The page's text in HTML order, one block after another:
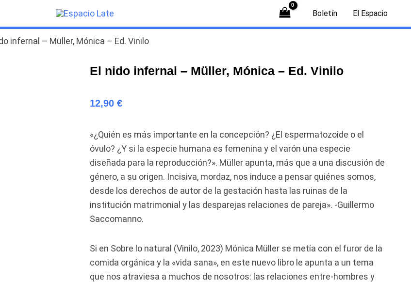
Boletín El Espacio
infernal – Müller, Mónica – Ed. Vinilo
El nido infernal – Müller, Mónica – Ed. Vinilo
12,90 €
«¿Quién es más importante en la concepción? ¿El espermatozoide o el
óvulo? ¿Y si la especie humana es femenina y el varón una especie
diseñada para la reproducción?». Müller apunta, más que a una discusión de
género, a su origen. Incisiva, mordaz, nos induce a pensar quiénes somos,
desde los derechos de autor de la gestación hasta las ruinas de la
institución matrimonial y las desparejas relaciones de pareja». -Guillermo
Saccomanno.
Si en Sobre lo natural (Vinilo, 2023) Mónica Müller se metía con el furor de la
comida orgánica y la «vida sana», en este nuevo libro le apunta a un tema
que nos atraviesa a muchos de nosotros: las relaciones entre-hombres y